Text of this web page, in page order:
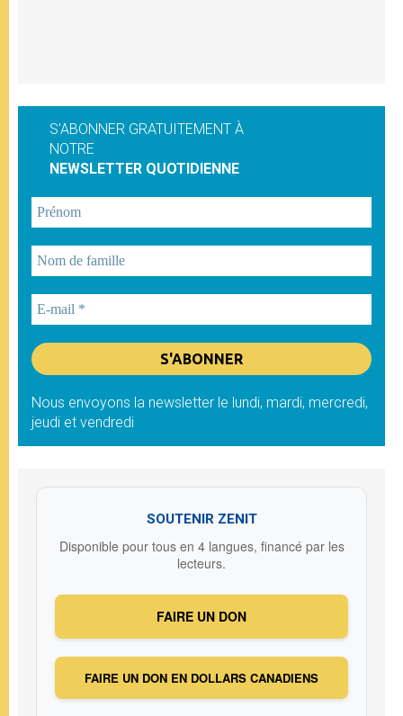
S'ABONNER GRATUITEMENT À
NOTRE
NEWSLETTER QUOTIDIENNE
Nous envoyons la newsletter le lundi, mardi, mercredi,
jeudi et vendredi
SOUTENIR ZENIT
Disponible pour tous en 4 langues, financé par les
lecteurs.
FAIRE UN DON
FAIRE UN DON EN DOLLARS CANADIENS